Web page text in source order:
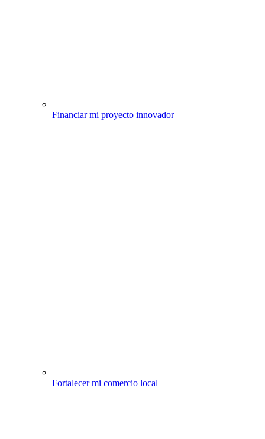
Financiar mi proyecto innovador
Fortalecer mi comercio local